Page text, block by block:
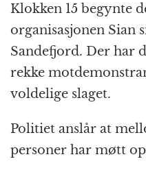
Klokken 15 begynte
organisasjonen Sian
Sandefjord. Der har
rekke
voldelige slaget.
Politiet anslår at
personer har møtt